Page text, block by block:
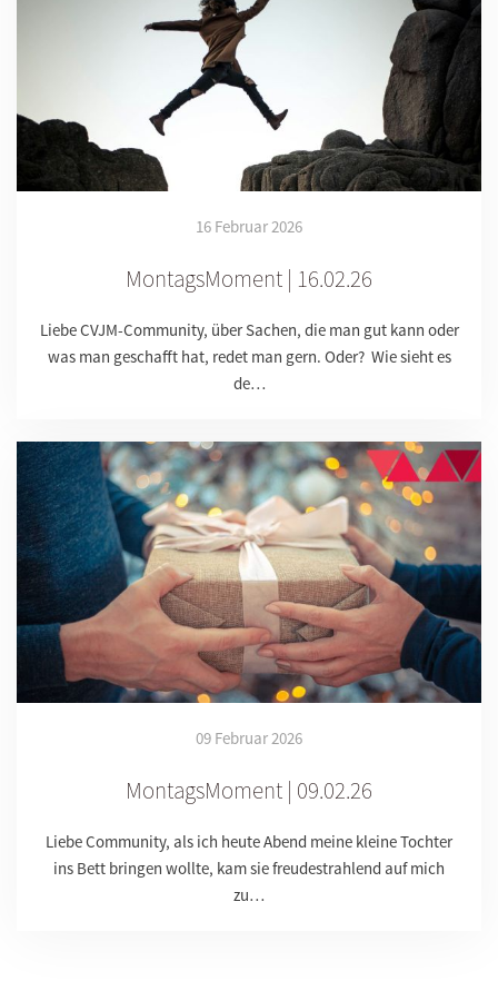
16 Februar 2026
MontagsMoment | 16.02.26
Liebe CVJM-Community, über Sachen, die man gut kann oder
was man geschafft hat, redet man gern. Oder? Wie sieht es
de…
09 Februar 2026
MontagsMoment | 09.02.26
Liebe Community, als ich heute Abend meine kleine Tochter
ins Bett bringen wollte, kam sie freudestrahlend auf mich
zu…